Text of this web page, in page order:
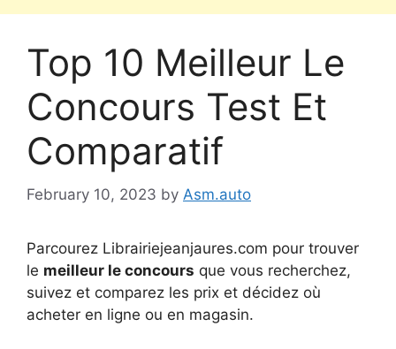
Top 10 Meilleur Le
Concours Test Et
Comparatif
February 10, 2023 by Asm.auto
Parcourez Librairiejeanjaures.com pour trouver
le meilleur le concours que vous recherchez,
suivez et comparez les prix et décidez où
acheter en ligne ou en magasin.